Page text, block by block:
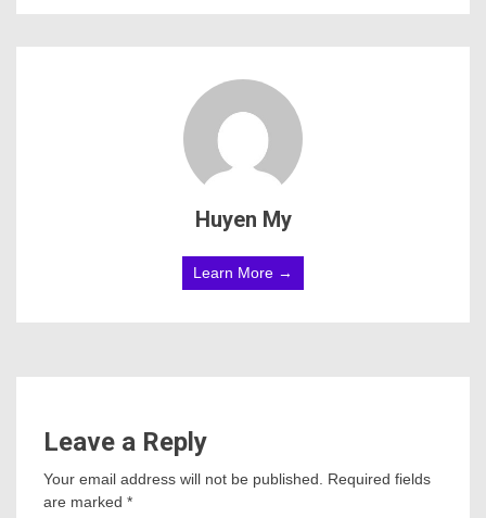
Huyen My
Learn More →
Leave a Reply
Your email address will not be published.
Required fields
are marked *